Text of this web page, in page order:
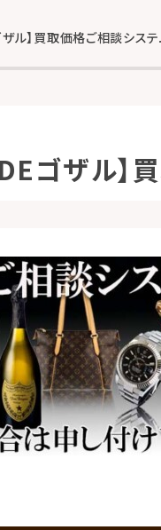
ザル】買取価格ご相談シス
ゴザル